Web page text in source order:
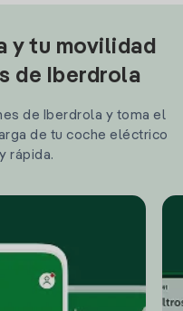
y tu movilidad
de Iberdrola
de Iberdrola y toma el
de tu coche eléctrico
rápida.